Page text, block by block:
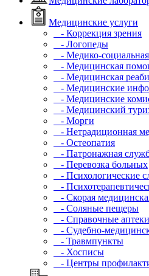
Медицинские услуги
- Коррекция зрения
- Логопеды
- Медико-социальная
- Медицинская
- Медицинская
- Медицинские
- Медицинские
- Медицинский
- Морги
- Нетрадиционная
- Остеопатия
- Патронажная
- Перевозка больных
- Психологические
-
- Скорая
- Соляные пещеры
- Справочные аптеки
- Судебно-
- Травмпункты
- Хосписы
- Центры